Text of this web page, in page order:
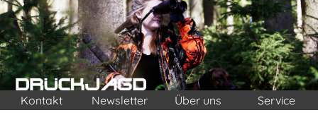
Kontakt Newsletter Über uns Service